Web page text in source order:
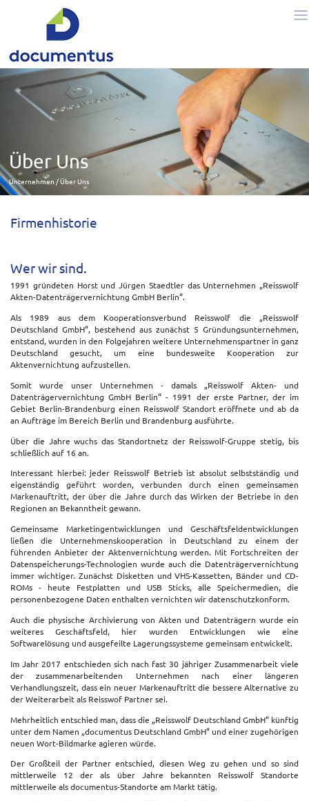
Über Uns
Unternehmen Über Uns
Firmenhistorie
Wer wir sind.
1991 gründeten Horst und Jürgen Staedtler das Unternehmen „Reisswolf
Akten-Datenträgervernichtung GmbH Berlin“.
Als 1989 aus dem Kooperationsverbund Reisswolf die „Reisswolf
Deutschland GmbH“, bestehend aus zunächst 5 Gründungsunternehmen,
entstand, wurden in den Folgejahren weitere Unternehmenspartner in ganz
Deutschland gesucht, um eine bundesweite Kooperation zur
Aktenvernichtung aufzustellen.
Somit wurde unser Unternehmen - damals „Reisswolf Akten- und
Datenträgervernichtung GmbH Berlin“ - 1991 der erste Partner, der im
Gebiet Berlin-Brandenburg einen Reisswolf Standort eröffnete und ab da
an Aufträge im Bereich Berlin und Brandenburg ausführte.
Über die Jahre wuchs das Standortnetz der Reisswolf-Gruppe stetig, bis
schließlich auf 16 an.
Interessant hierbei: jeder Reisswolf Betrieb ist absolut selbstständig und
eigenständig geführt worden, verbunden durch einen gemeinsamen
Markenauftritt, der über die Jahre durch das Wirken der Betriebe in den
Regionen an Bekanntheit gewann.
Gemeinsame Marketingentwicklungen und Geschäftsfeldentwicklungen
ließen die Unternehmenskooperation in Deutschland zu einem der
führenden Anbieter der Aktenvernichtung werden. Mit Fortschreiten der
Datenspeicherungs-Technologien wurde auch die Datenträgervernichtung
immer wichtiger. Zunächst Disketten und VHS-Kassetten, Bänder und CD-
ROMs - heute Festplatten und USB Sticks, alle Speichermedien, die
personenbezogene Daten enthalten vernichten wir datenschutzkonform.
Auch die physische Archivierung von Akten und Datenträgern wurde ein
weiteres Geschäftsfeld, hier wurden Entwicklungen wie eine
Softwarelösung und ausgefeilte Lagerungssysteme gemeinsam entwickelt.
Im Jahr 2017 entschieden sich nach fast 30 jähriger Zusammenarbeit viele
der zusammenarbeitenden Unternehmen nach einer längeren
Verhandlungszeit, dass ein neuer Markenauftritt die bessere Alternative zu
der Weiterarbeit als Reisswof Partner sei.
Mehrheitlich entschied man, dass die „Reisswolf Deutschland GmbH“ künftig
unter dem Namen „documentus Deutschland GmbH“ und einer zugehörigen
neuen Wort-Bildmarke agieren würde.
Der Großteil der Partner entschied, diesen Weg zu gehen und so sind
mittlerweile 12 der als über Jahre bekannten Reisswolf Standorte
mittlerweile als documentus-Standorte am Markt tätig.